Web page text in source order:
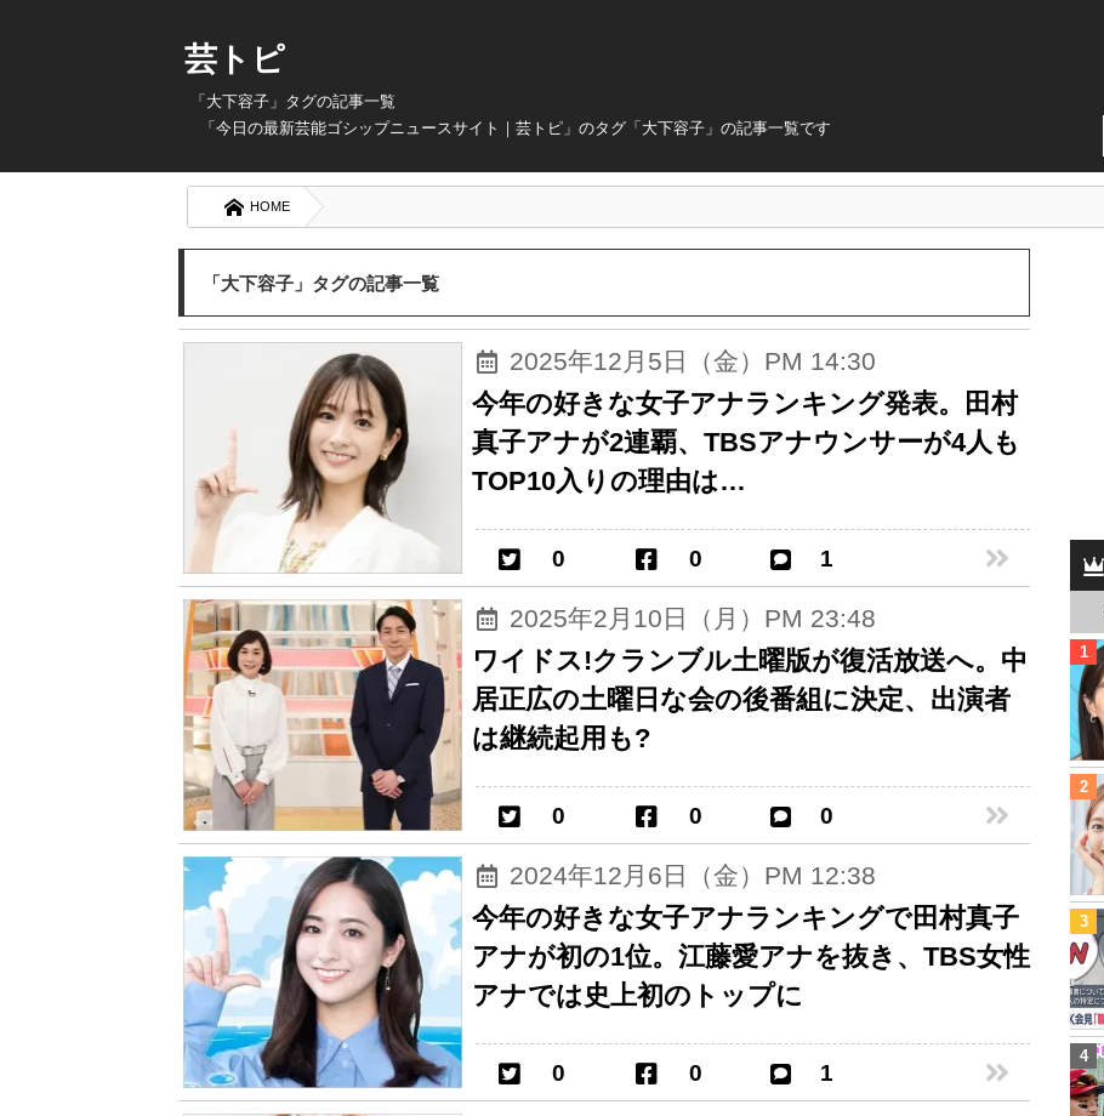
芸トピ
「大下容子」タグの記事一覧
「今日の最新芸能ゴシップニュースサイト｜芸トピ」のタグ「大下容子」の記事一覧です
HOME
「大下容子」タグの記事一覧
2025年12月5日（金）PM 14:30
今年の好きな女子アナランキング発表。田村
真子アナが2連覇、TBSアナウンサーが4人も
TOP10入りの理由は…
0 0 1
2025年2月10日（月）PM 23:48
ワイドス!クランブル土曜版が復活放送へ。中
居正広の土曜日な会の後番組に決定、出演者
は継続起用も?
0 0 0
2024年12月6日（金）PM 12:38
今年の好きな女子アナランキングで田村真子
アナが初の1位。江藤愛アナを抜き、TBS女性
アナでは史上初のトップに
0 0 1